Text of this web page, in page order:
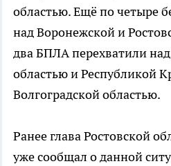
областью. Ещё по четыре
над Воронежской и
два БПЛА перехватили
областью и Республикой
Волгоградской областью.
Ранее глава Ростовской
уже сообщал о данной